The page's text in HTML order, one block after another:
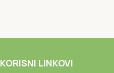
KORISNI LINKOVI